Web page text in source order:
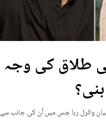
طلاق کی وجہ
وائرل رہا جس میں اُن کی جانب سے